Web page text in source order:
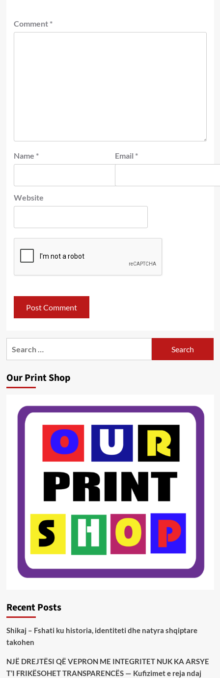
Comment *
Name * Email *
Website
Our Print Shop
Recent Posts
Shikaj – Fshati ku historia, identiteti dhe natyra shqiptare
takohen
NJË DREJTËSI QË VEPRON ME INTEGRITET NUK KA ARSYE
T’I FRIKËSOHET TRANSPARENCËS — Kufizimet e reja ndaj